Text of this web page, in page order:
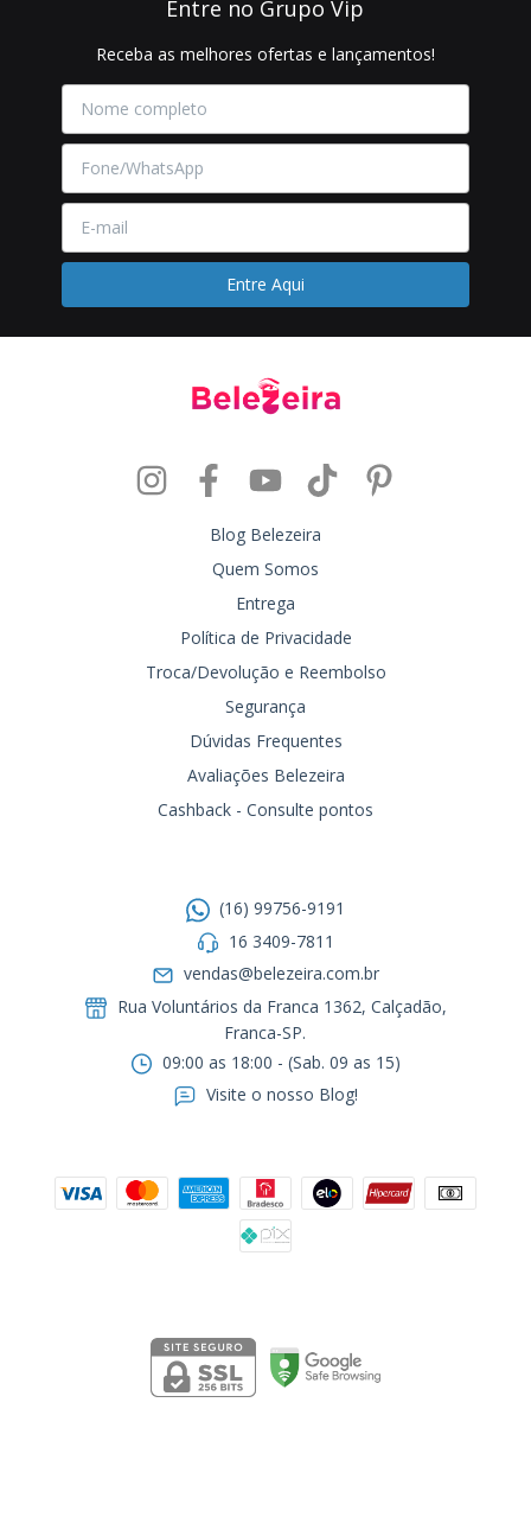
Entre no Grupo Vip
Receba as melhores ofertas e lançamentos!
Blog Belezeira
Quem Somos
Entrega
Política de Privacidade
Troca/Devolução e Reembolso
Segurança
Dúvidas Frequentes
Avaliações Belezeira
Cashback - Consulte pontos
(16) 99756-9191
16 3409-7811
vendas@belezeira.com.br
Rua Voluntários da Franca 1362, Calçadão,
Franca-SP.ㅤㅤㅤㅤㅤㅤㅤㅤㅤㅤㅤ
09:00 as 18:00 - (Sab. 09 as 15)
Visite o nosso Blog!